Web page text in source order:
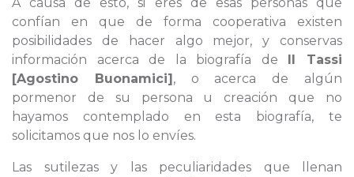
confían en que de forma cooperativa existen
posibilidades de hacer algo mejor, y conservas
información acerca de la biografía de Il Tassi
[Agostino Buonamici], o acerca de algún
pormenor de su persona u creación que no
hayamos contemplado en esta biografía, te
solicitamos que nos lo envíes.
Las sutilezas y las peculiaridades que llenan